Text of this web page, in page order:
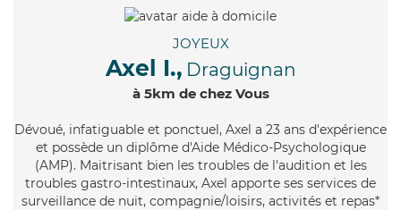
JOYEUX
Axel I., Draguignan
à 5km de chez Vous
Dévoué, infatiguable et ponctuel, Axel a 23 ans d'expérience
et possède un diplôme d'Aide Médico-Psychologique
(AMP). Maitrisant bien les troubles de l'audition et les
troubles gastro-intestinaux, Axel apporte ses services de
surveillance de nuit, compagnie/loisirs, activités et repas*